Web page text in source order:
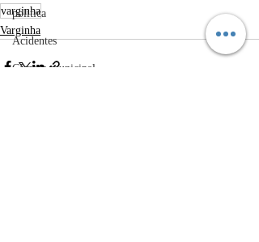
politica
Acidentes
Câmara municipal
varginha
Varginha